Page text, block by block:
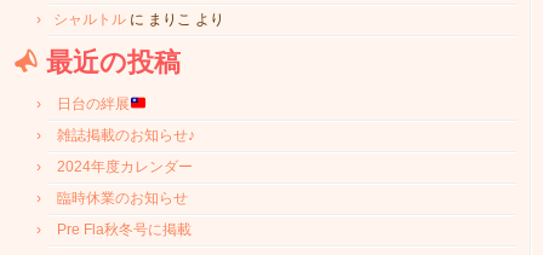
シャルトル に まりこ より
最近の投稿
日台の絆展
雑誌掲載のお知らせ♪
2024年度カレンダー
臨時休業のお知らせ
Pre Fla秋冬号に掲載